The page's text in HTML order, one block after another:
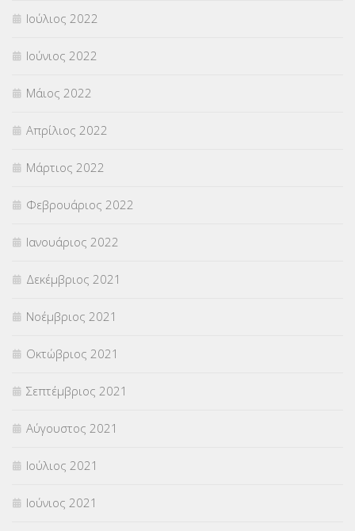
Ιούλιος 2022
Ιούνιος 2022
Μάιος 2022
Απρίλιος 2022
Μάρτιος 2022
Φεβρουάριος 2022
Ιανουάριος 2022
Δεκέμβριος 2021
Νοέμβριος 2021
Οκτώβριος 2021
Σεπτέμβριος 2021
Αύγουστος 2021
Ιούλιος 2021
Ιούνιος 2021